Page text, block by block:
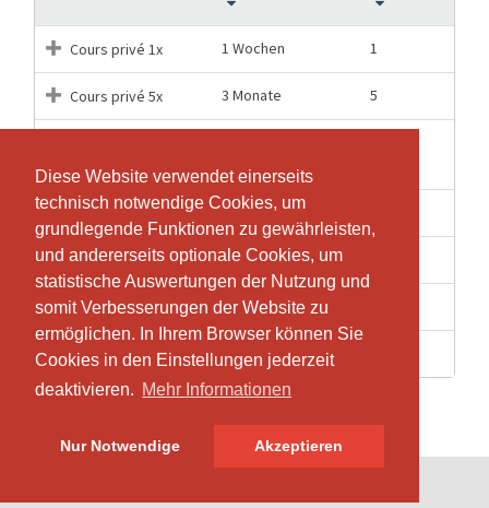
Diese Website verwendet einerseits
technisch notwendige Cookies, um
grundlegende Funktionen zu gewährleisten,
und andererseits optionale Cookies, um
statistische Auswertungen der Nutzung und
somit Verbesserungen der Website zu
ermöglichen. In Ihrem Browser können Sie
Cookies in den Einstellungen jederzeit
deaktivieren. Mehr Informationen
Nur Notwendige Akzeptieren
Diese Website verwendet einerseits
technisch notwendige Cookies, um
grundlegende Funktionen zu gewährleisten,
und andererseits optionale Cookies, um
statistische Auswertungen der Nutzung und
somit Verbesserungen der Website zu
ermöglichen. In Ihrem Browser können Sie
Cookies in den Einstellungen jederzeit
deaktivieren. Mehr Informationen
Nur Notwendige Akzeptieren
Cours privé 1x 1 Wochen 1
Cours privé 5x 3 Monate 5
Equipement
Cours privés 10x 6 Monate
Cours privés 10x GE 6 Monate
Cours privés 20x 12 Monate
Cours privés 5x GE 3 Monate